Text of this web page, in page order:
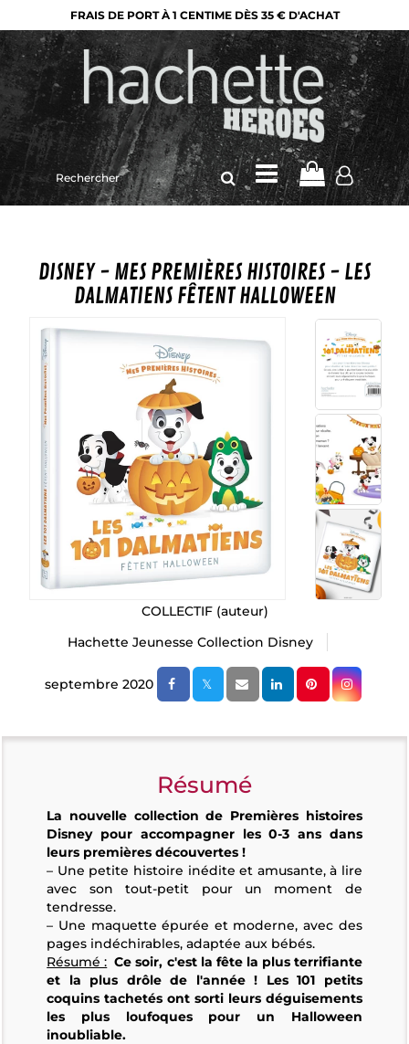
FRAIS DE PORT À 1 CENTIME DÈS 35 € D'ACHAT
Rechercher
sur
le
DISNEY - MES PREMIÈRES HISTOIRES - LES
DALMATIENS FÊTENT HALLOWEEN
COLLECTIF(auteur)
Hachette Jeunesse Collection Disney
septembre 2020
Résumé
La nouvelle collection de Premières histoires
Disney pour accompagner les 0-3 ans dans
leurs premières découvertes !
– Une petite histoire inédite et amusante, à lire
avec son tout-petit pour un moment de
tendresse.
– Une maquette épurée et moderne, avec des
pages indéchirables, adaptée aux bébés.
Résumé : Ce soir, c'est la fête la plus terrifiante
et la plus drôle de l'année ! Les 101 petits
coquins tachetés ont sorti leurs déguisements
les plus loufoques pour un Halloween
inoubliable.